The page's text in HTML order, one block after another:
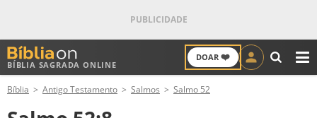
BÍBLIA SAGRADA ONLINE
DOAR ❤️
ANTIGO TESTAMENTO
Bíblia Antigo Testamento Salmos Salmo 52